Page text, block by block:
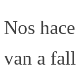
Nos
van a